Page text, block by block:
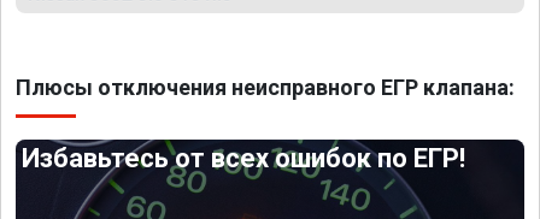
Плюсы отключения неисправного ЕГР клапана:
Избавьтесь от всех ошибок по ЕГР!